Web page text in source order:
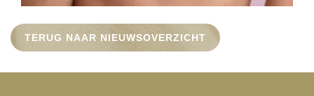
TERUG NAAR NIEUWSOVERZICHT